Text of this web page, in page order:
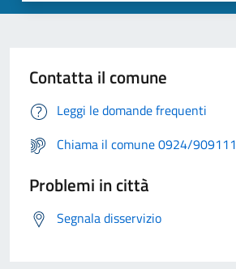
Contatta il comune
Leggi le domande frequenti
Chiama il comune 0924/909111
Problemi in città
Segnala disservizio